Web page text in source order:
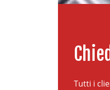
Tutti i